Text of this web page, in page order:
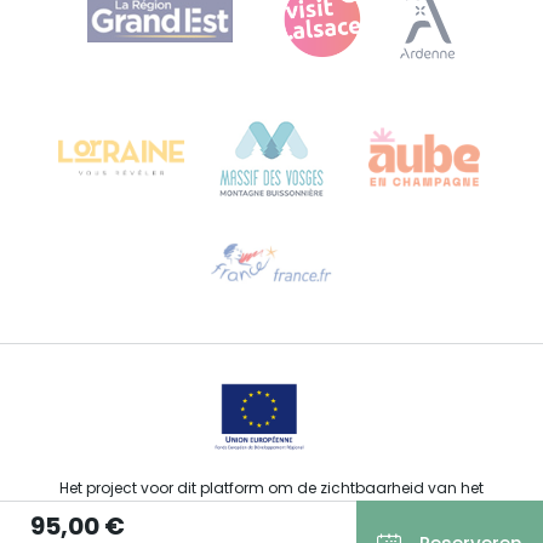
95,00 €
Bureau de Colmar (hoofdkantoor)
Stuur ons een e-mail
Het project voor dit platform om de zichtbaarheid van het
toeristisch, sportief, cultureel en wijntoeristisch aanbod van de
Grand Est te verbeteren werd gefinancierd door de EFRO in het